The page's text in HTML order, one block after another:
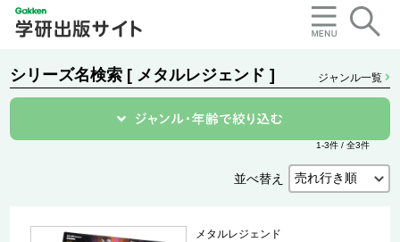
シリーズ名検索 [ メタルレジェンド ] ジャンル一覧
1-3件 / 全3件
並べ替え
メタルレジェンド